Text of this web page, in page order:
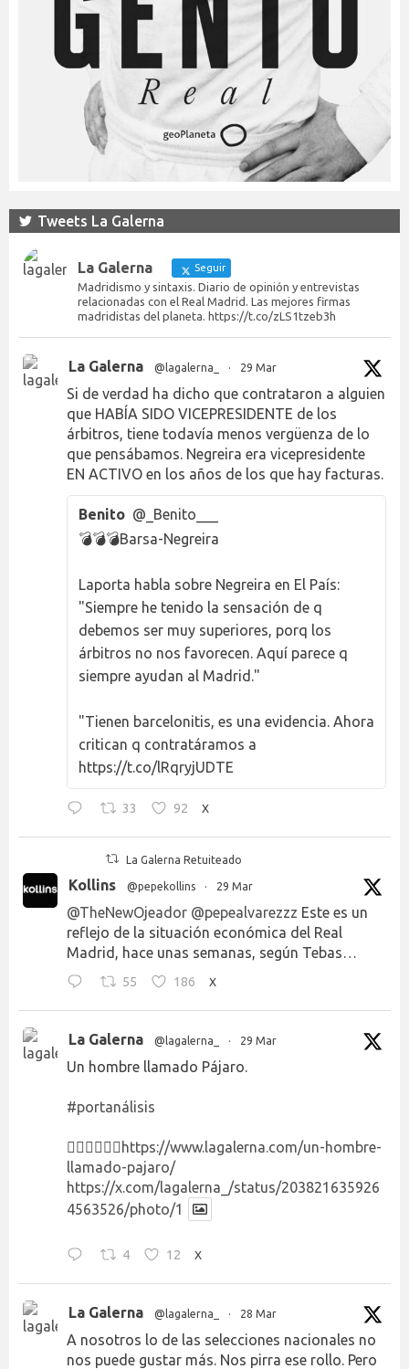
Tweets La Galerna
La Galerna Seguir
Madridismo y sintaxis. Diario de opinión y entrevistas
relacionadas con el Real Madrid. Las mejores firmas
madridistas del planeta. https://t.co/zLS1tzeb3h
La Galerna @lagalerna_ · 29 Mar
Si de verdad ha dicho que contrataron a alguien
que HABÍA SIDO VICEPRESIDENTE de los
árbitros, tiene todavía menos vergüenza de lo
que pensábamos. Negreira era vicepresidente
EN ACTIVO en los años de los que hay facturas.
Benito @_Benito___
💣💣💣Barsa-Negreira
Laporta habla sobre Negreira en El País:
"Siempre he tenido la sensación de q
debemos ser muy superiores, porq los
árbitros no nos favorecen. Aquí parece q
siempre ayudan al Madrid."
"Tienen barcelonitis, es una evidencia. Ahora
critican q contratáramos a
https://t.co/lRqryjUDTE
33 92 X
La Galerna Retuiteado
Kollins @pepekollins · 29 Mar
@TheNewOjeador @pepealvarezzz Este es un
reflejo de la situación económica del Real
Madrid, hace unas semanas, según Tebas…
55 186 X
La Galerna @lagalerna_ · 29 Mar
Un hombre llamado Pájaro.
#portanálisis
👉🏻👉🏻👉🏻 https://www.lagalerna.com/un-hombre-
llamado-pajaro/
https://x.com/lagalerna_/status/203821635926
4563526/photo/1
4 12 X
La Galerna @lagalerna_ · 28 Mar
A nosotros lo de las selecciones nacionales no
nos puede gustar más. Nos pirra ese rollo. Pero